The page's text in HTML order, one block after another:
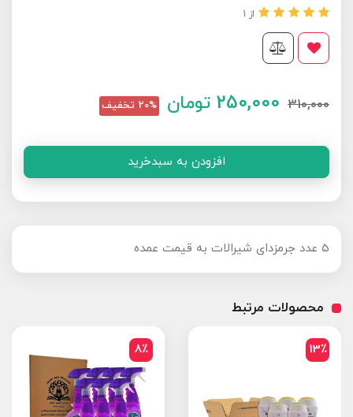
از 1
310,000
250,000 تومان 20% تخفیف
افزودن به سبدخرید
5 عدد جرمزدای شیرالات به قیمت عمده
محصولات مرتبط
13٪ 8٪